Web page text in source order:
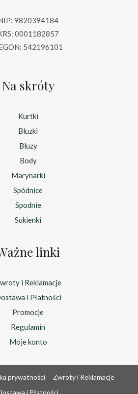
9820394184
0001182857
542196101
Na skróty
Kurtki
Bluzki
Bluzy
Body
Marynarki
Spódnice
Spodnie
Sukienki
linki
i Reklamacje
i Płatności
Promocje
Regulamin
Moje konto
prywatności
Zwroty i Reklamacje
i Płatności